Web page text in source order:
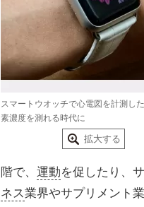
スマートウオッチで心電図を計測し
素濃度を測れる時代に
拡大する
階で、 運動を促したり、
ネス業界やサプリメント